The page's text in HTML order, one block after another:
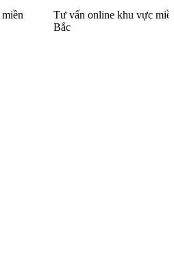
miền
Tư vấn online khu vực
Trung